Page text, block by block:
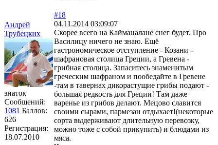
Андрей
Трубецких
знаток
Сообщений:
1081 Баллов:
626
Регистрация:
18.07.2010
#18
04.11.2014 03:09:07
Скорее всего на Каймацалане снег будет. Про
Василицу ничего не знаю. Ещё
гастрономическое отступление - Козани -
шафрановая столица Греции, а Гревена -
грибная столица. Запаситесь знаменитым
греческим шафраном и пообедайте в Гревене
-там в тавернах дикорастущие грибы подают -
большая редкость для Греции! Там даже
варенье из грибов делают. Мецово славится
своими сырами, пармезан отдыхает!(некоторые
сорта выдерживают длительную перевозку,
можно тоже с собой прикупить) и блюдами из
мяса.